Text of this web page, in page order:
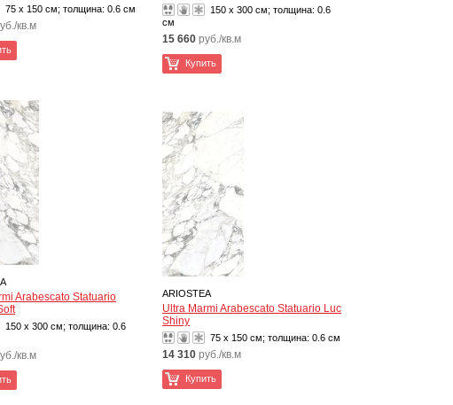
75 x 150 см; толщина: 0.6 см
кв.м
150 x 300 см; толщина: 0.6
см
15 660 руб./кв.м
Купить
Arabescato Statuario
150 x 300 см; толщина: 0.6
кв.м
ARIOSTEA
Ultra Marmi Arabescato Statuario Luc
Shiny
75 x 150 см; толщина: 0.6 см
14 310 руб./кв.м
Купить